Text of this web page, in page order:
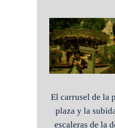
El carrusel de la
plaza y la
escaleras de la